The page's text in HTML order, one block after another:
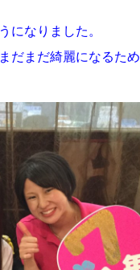
になりました。
だまだ綺麗になるため